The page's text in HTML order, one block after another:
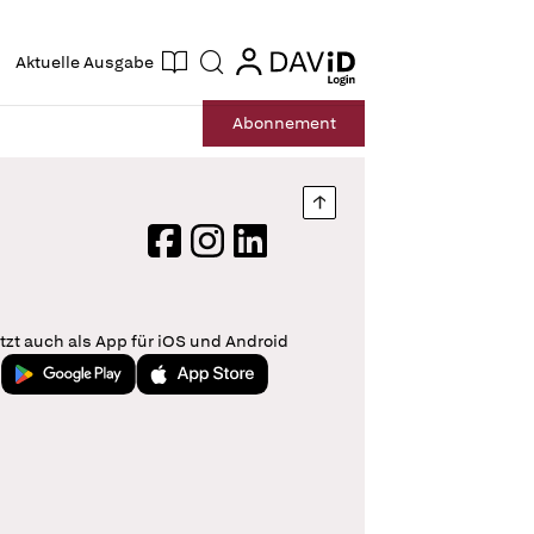
Aktuelle Ausgabe Suche login
login
Abonnement
Nach oben springen
FacebookInstagram
LinkedIn
auch als App für iOS und Android
Jetzt bei Google PlayLaden im App Store